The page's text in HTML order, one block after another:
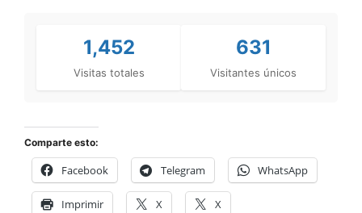
1,452
Visitas totales
631
Visitantes únicos
Comparte esto:
Facebook Telegram WhatsApp
Imprimir X X